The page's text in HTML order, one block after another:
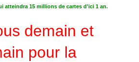
atteindra 15 millions de cartes d'ici 1 an.
demain et
pour la